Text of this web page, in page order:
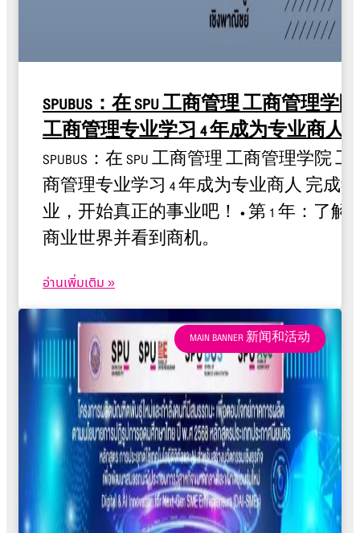
SPUBUS：在 SPU 工商管理 工商管理学院
工商管理专业学习 4 年成为专业商人
SPUBUS：在 SPU 工商管理 工商管理学院 工
商管理专业学习 4 年成为专业商人 完成学
业，开始真正的事业吧！ • 第 1 年：了解
商业世界并看到商机。
อ่านเพิ่มเติม »
MAIN BANNER 新闻和活动